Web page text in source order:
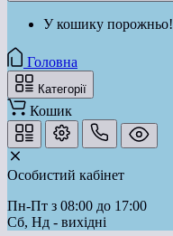
У кошику порожньо!
Головна
Категорії
Кошик
Особистий кабінет
Пн-Пт з 08:00 до 17:00
Сб, Нд - вихідні